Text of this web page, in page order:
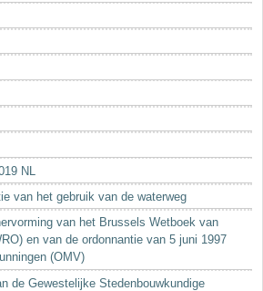
NL
van het gebruik van de waterweg
van het Brussels Wetboek van
en van de ordonnantie van 5 juni 1997
(OMV)
de Gewestelijke Stedenbouwkundige